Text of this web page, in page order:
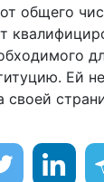
общего
Ей
своей